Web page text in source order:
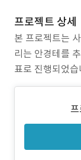
프로젝트 상세
본 프로젝트는
리는 안경테를
표로 진행되었
인 맞춤형 경험
터랙티브 기능
는 얼굴형 기준